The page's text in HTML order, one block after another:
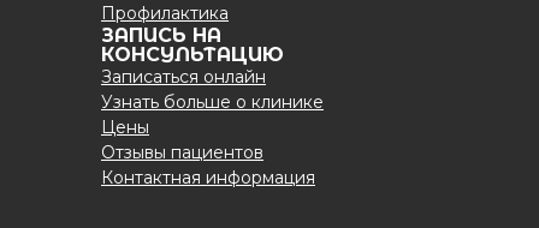
Профилактика
ЗАПИСЬ НА
КОНСУЛЬТАЦИЮ
Записаться онлайн
Узнать больше о клинике
Цены
Отзывы пациентов
Контактная информация